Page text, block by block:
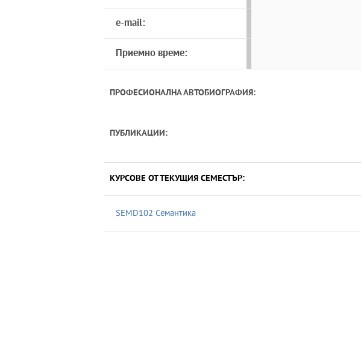
e-mail:
Приемно време:
ПРОФЕСИОНАЛНА АВТОБИОГРАФИЯ:
ПУБЛИКАЦИИ:
КУРСОВЕ ОТ ТЕКУЩИЯ СЕМЕСТЪР:
SEMD102 Семантика